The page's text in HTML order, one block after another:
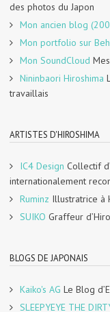
des photos du Japon
Mon ancien blog
Mon portfolio sur
Mon SoundCloud
Nininbaori Hiroshima
travaillais
ARTISTES D'HIROSHIMA
IC4 Design Collectif
internationalement
Ruminz Illustratrice à
SUIKO Graffeur
BLOGS DE JAPONAIS
Kaiko's AG Le Blog
SLEEPYEYE THE